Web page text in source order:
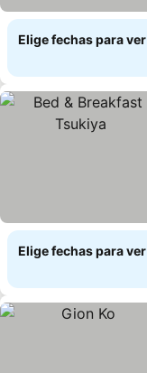
Elige fechas para
Elige fechas para